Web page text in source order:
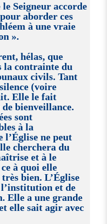
Seigneur accorde
aborder ces
à une vraie
».
hélas, que
la contrainte du
civils. Tant
(voire
Elle le fait
de bienveillance.
sont
à la
ne peut
cherchera du
et à le
à quoi elle
bien. L’Église
et de
Elle a une grande
elle sait agir avec